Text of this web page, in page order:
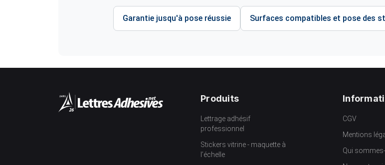
Garantie jusqu'à pose réussie Surfaces compatibles et pose des
Produits
Lettrage adhésif
professionnel
Stickers vitrine - maquette à
l’échelle
CGV
Mentions
Qui